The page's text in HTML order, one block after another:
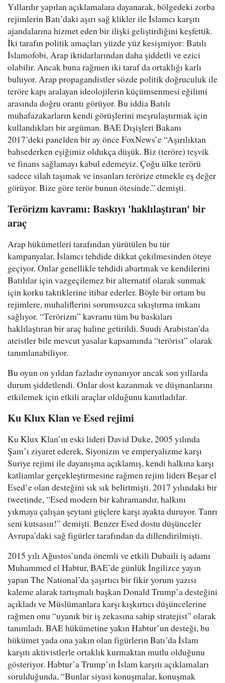
Yıllardır yapılan açıklamalara dayanarak, bölgedeki zorba
rejimlerin Batı’daki aşırı sağ klikler ile İslamcı karşıtı
ajandalarına hizmet eden bir ilişki geliştirdiğini keşfettik.
İki tarafın politik amaçları yüzde yüz kesişmiyor: Batılı
İslamofobi, Arap iktidarlarından daha şiddetli ve ezici
olabilir. Ancak buna rağmen iki taraf da ortaklığı karlı
buluyor. Arap propagandistler sözde politik doğruculuk ile
teröre kapı aralayan ideolojilerin küçümsenmesi eğilimi
arasında doğru orantı görüyor. Bu iddia Batılı
muhafazakarların kendi görüşlerini meşrulaştırmak için
kullandıkları bir argüman. BAE Dışişleri Bakanı
2017’deki panelden bir ay önce FoxNews’e “Aşırılıktan
bahsederken eşiğimiz oldukça düşük. Biz (teröre) teşvik
ve finans sağlamayı kabul edemeyiz. Çoğu ülke terörü
sadece silah taşımak ve insanları terörize etmekle eş değer
görüyor. Bize göre terör bunun ötesinde.” demişti.
Terörizm kavramı: Baskıyı 'haklılaştıran' bir
araç
Arap hükümetleri tarafından yürütülen bu tür
kampanyalar, İslamcı tehdide dikkat çekilmesinden öteye
geçiyor. Onlar genellikle tehdidi abartmak ve kendilerini
Batılılar için vazgeçilemez bir alternatif olarak sunmak
için korku taktiklerine itibar ederler. Böyle bir ortam bu
rejimlere, muhaliflerini sorumsuzca sıkıştırma imkanı
sağlıyor. “Terörizm” kavramı tüm bu baskıları
haklılaştıran bir araç haline getirildi. Suudi Arabistan’da
ateistler bile mevcut yasalar kapsamında “terörist” olarak
tanımlanabiliyor.
Bu oyun on yıldan fazladır oynanıyor ancak son yıllarda
durum şiddetlendi. Onlar dost kazanmak ve düşmanlarını
etkilemek için etkili araçlar olduğunu kanıtladılar.
Ku Klux Klan ve Esed rejimi
Ku Klux Klan’ın eski lideri David Duke, 2005 yılında
Şam’ı ziyaret ederek, Siyonizm ve emperyalizme karşı
Suriye rejimi ile dayanışma açıklamış, kendi halkına karşı
katliamlar gerçekleştirmesine rağmen rejim lideri Beşar el
Esed’e olan desteğini sık sık belirtmişti. 2017 yılındaki bir
tweetinde, “Esed modern bir kahramandır, halkını
yıkmaya çalışan şeytani güçlere karşı ayakta duruyor. Tanrı
seni kutsasın!” demişti. Benzer Esed dostu düşünceler
Avrupa’daki sağ figürler tarafından da dillendirilmişti.
2015 yılı Ağustos’unda önemli ve etkili Dubaili iş adamı
Muhammed el Habtur, BAE’de günlük İngilizce yayın
yapan The National’da şaşırtıcı bir fikir yorum yazısı
kaleme alarak tartışmalı başkan Donald Trump’a desteğini
açıkladı ve Müslümanlara karşı kışkırtıcı düşüncelerine
rağmen onu “uyanık bir iş zekasına sahip stratejist” olarak
tanımladı. BAE hükümetine yakın Habtur’un desteği, bu
hükümet yada ona yakın olan figürlerin Batı’da İslam
karşıtı aktivistlerle ortaklık kurmaktan mutlu olduğunu
gösteriyor. Habtur’a Trump’ın İslam karşıtı açıklamaları
sorulduğunda, “Bunlar siyasi konuşmalar, konuşmak